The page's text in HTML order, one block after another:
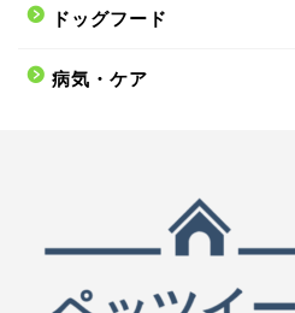
ドッグフード
病気・ケア